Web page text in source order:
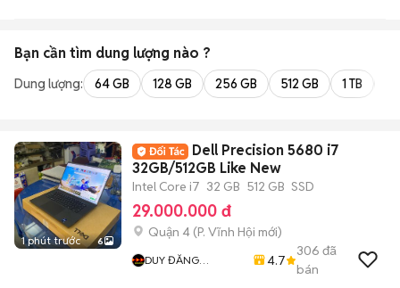
Bạn cần tìm dung lượng nào ?
Dung lượng: 64 GB 128 GB 256 GB 512 GB 1 TB
1 phút trước 6
Dell Precision 5680 i7
32GB/512GB Like New
Intel Core i7 32 GB 512 GB SSD
29.000.000 đ
Quận 4 (P. Vĩnh Hội mới)
DUY ĐĂNG
4.7
306 đã
bán